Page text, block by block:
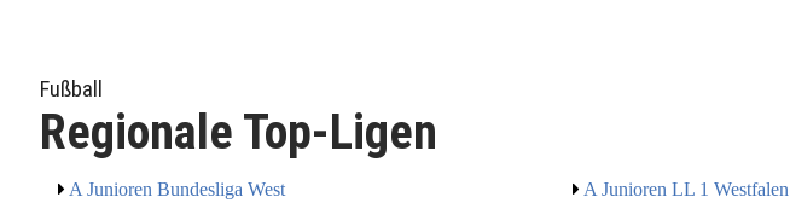
Fußball
Regionale Top-Ligen
A Junioren Bundesliga West A Junioren LL 1 Westfalen